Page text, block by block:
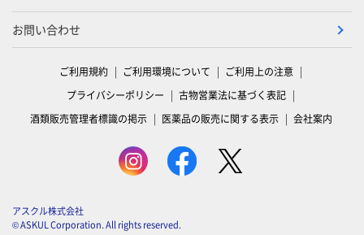
お問い合わせ
ご利用規約 ご利用環境について
ご利用上の注意
プライバシーポリシー
古物営業法に基づく表記
酒類販売管理者標識の掲示
医薬品の販売に関する表示 会社案内
アスクル株式会社
© ASKUL Corporation. All rights reserved.